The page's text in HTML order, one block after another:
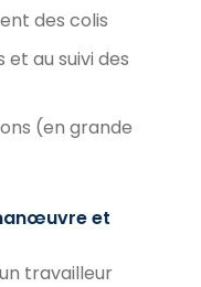
des colis
au suivi des
(en grande
et
travailleur